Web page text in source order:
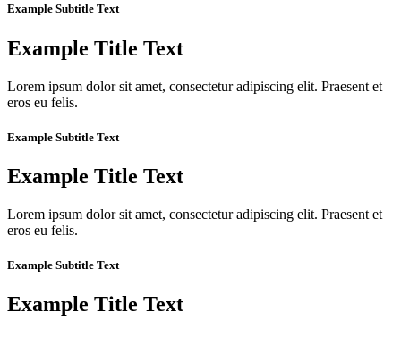
Example Subtitle Text
Example Title Text
Lorem ipsum dolor sit amet, consectetur adipiscing elit. Praesent et
eros eu felis.
Example Subtitle Text
Example Title Text
Lorem ipsum dolor sit amet, consectetur adipiscing elit. Praesent et
eros eu felis.
Example Subtitle Text
Example Title Text